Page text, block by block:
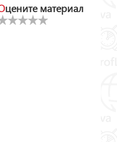
Оцените материал